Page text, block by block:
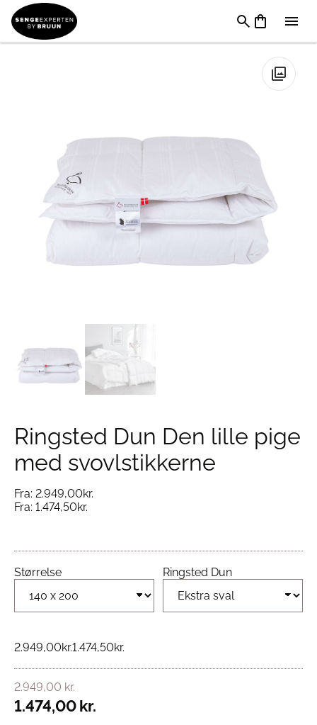
Dyner → Dynemærker
Ringsted Dun
Den lille pige med svovlstikkerne
🔍
Ringsted Dun Den lille pige
med svovlstikkerne
Fra: 2.949,00kr.
Fra: 1.474,50kr.
Størrelse Ringsted Dun
2.949,00kr.1.474,50kr.
2.949,00 kr.
1.474,00kr.